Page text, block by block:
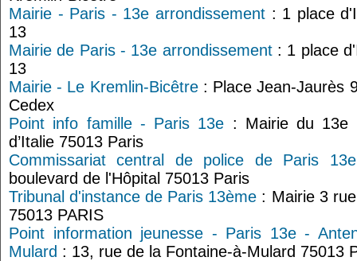
Mairie - Paris - 13e arrondissement: 1 place
13
Mairie de Paris - 13e arrondissement: 1 place
13
Mairie - Le Kremlin-Bicêtre: Place Jean-Jaurès
Cedex
Point info famille - Paris 13e : Mairie du 13e
d’Italie 75013 Paris
Commissariat central de police de Paris
boulevard de l'Hôpital 75013 Paris
Tribunal d'instance de Paris 13ème : Mairie 3
75013 PARIS
Point information jeunesse - Paris 13e -
Mulard : 13, rue de la Fontaine-à-Mulard 75013